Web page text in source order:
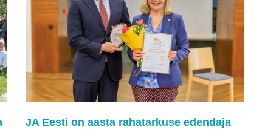
JA Eesti on aasta rahatarkuse edendaja